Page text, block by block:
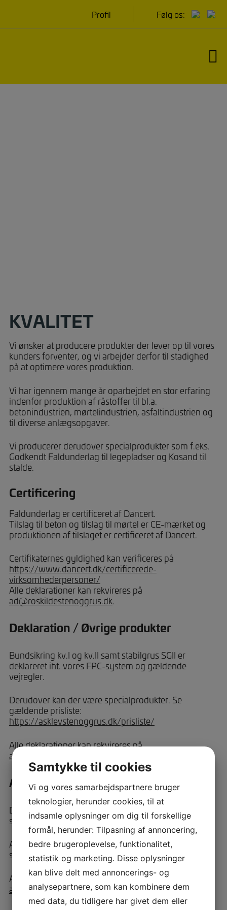
indholdet
Profil Følg os:
KVALITET
Vi ønsker at producere produkter der lever op til vores
kunders forventer, og vi arbejder derfor til stadighed
på at optimere vores produktion.
Vi har igennem mange år oparbejdet en stor erfaring
indenfor produktion af råstoffer til bl.a.
betonindustrien, mørtelindustrien, asfaltindustrien og
til diverse anlægsopgaver.
Vi producerer derudover specialprodukter som f.eks.
Godkendt Faldunderlag til legepladser og Kosand til
stalde.
Certificering
Faldunderlag er certificeret af Dancert.
Tilslag til beton og tilslag til mørtel er CE-mærket og
produktionen af tilslaget er certificeret af Dancert.
Certifikaternes gyldighed kan verificeres på
https://www.dancert.dk/certificerede-
virksomhederpersoner/
Alle deklarationer kan rekvireres på
ad@roskildestenoggrus.dk.
Deklaration / Øvrige produkter
Bundsikring kv.I og kv.II samt stabilgrus SGII er
deklareret iht. vores FPC-system og gældende
vejregler.
Derudover kan der være specialprodukter. Se
gældende prisliste:
https://asklevstenoggrus.dk/prisliste/
Alle deklarationer kan rekvireres på
ad@roskildestenoggrus.dk
Analyseresultater
Deklarerede produkter testes iht. gældende
standarder.
Alle øvrige materialer testes iht. virksomhedens FPC-
system.
Analyseresultater kan rekvireres på
ad@roskildestenoggrus.dk .
Samtykke til cookies
Vi og vores samarbejdspartnere bruger
teknologier, herunder cookies, til at
indsamle oplysninger om dig til forskellige
formål, herunder: Tilpasning af annoncering,
bedre brugeroplevelse, funktionalitet,
statistik og marketing. Disse oplysninger
kan blive delt med annoncerings- og
analysepartnere, som kan kombinere dem
med data, du tidligere har givet dem eller